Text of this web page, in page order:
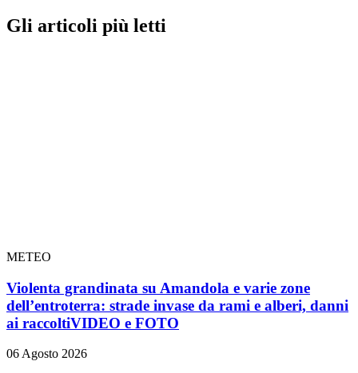
Gli articoli più letti
METEO
Violenta grandinata su Amandola e varie zone
dell’entroterra: strade invase da rami e alberi, danni
ai raccoltiVIDEO e FOTO
06 Agosto 2026